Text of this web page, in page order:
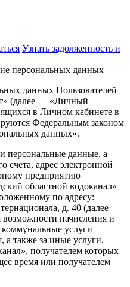
Узнать задолженность и
персональных данных
данных Пользователей
(далее — «Личный
в Личном кабинете в
Федеральным законом
данных».
персональные данные, а
счета, адрес электронной
предприятию
областной водоканал»
по адресу:
д. 40 (далее —
начисления и
услуги
а также за иные услуги,
получателем которых
время или получателем